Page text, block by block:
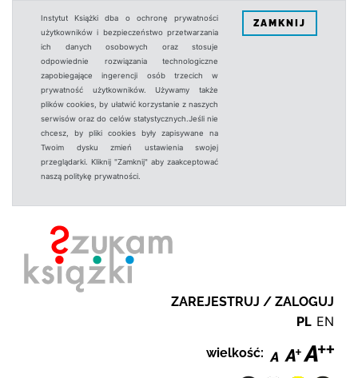
Instytut Książki dba o ochronę prywatności
użytkowników i bezpieczeństwo przetwarzania
ich danych osobowych oraz stosuje
odpowiednie rozwiązania technologiczne
zapobiegające ingerencji osób trzecich w
prywatność użytkowników. Używamy także
plików cookies, by ułatwić korzystanie z naszych
serwisów oraz do celów statystycznych.Jeśli nie
chcesz, by pliki cookies były zapisywane na
Twoim dysku zmień ustawienia swojej
przeglądarki. Kliknij "Zamknij" aby zaakceptować
naszą politykę prywatności.
ZAMKNIJ
ZAREJESTRUJ / ZALOGUJ
PL EN
wielkość: